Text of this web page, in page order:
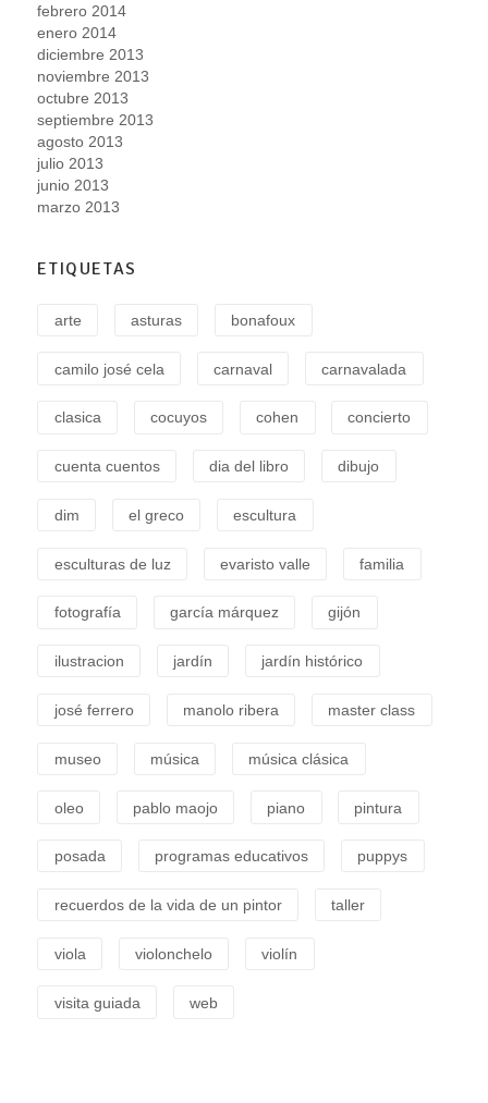
febrero 2014
enero 2014
diciembre 2013
noviembre 2013
octubre 2013
septiembre 2013
agosto 2013
julio 2013
junio 2013
marzo 2013
ETIQUETAS
arte asturas bonafoux
camilo josé cela carnaval carnavalada
clasica cocuyos cohen concierto
cuenta cuentos dia del libro dibujo
dim el greco escultura
esculturas de luz evaristo valle familia
fotografía garcía márquez gijón
ilustracion jardín jardín histórico
josé ferrero manolo ribera master class
museo música música clásica
oleo pablo maojo piano pintura
posada programas educativos puppys
recuerdos de la vida de un pintor taller
viola violonchelo violín
visita guiada web